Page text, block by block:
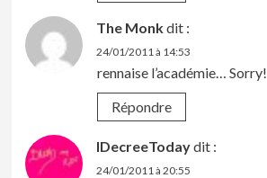
The Monkdit :
24/01/2011 à 14:53
rennaise l’académie… Sorry!
Répondre
IDecreeTodaydit :
24/01/2011 à 20:55